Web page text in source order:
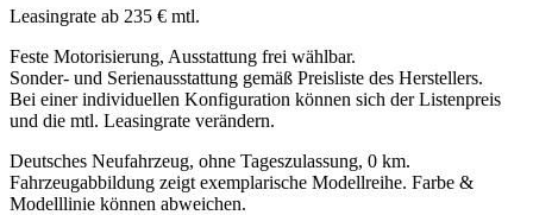
Leasingrate ab 235 € mtl.
Feste Motorisierung, Ausstattung frei wählbar.
Sonder- und Serienausstattung gemäß Preisliste des Herstellers.
Bei einer individuellen Konfiguration können sich der Listenpreis
und die mtl. Leasingrate verändern.
Deutsches Neufahrzeug, ohne Tageszulassung, 0 km.
Fahrzeugabbildung zeigt exemplarische Modellreihe. Farbe &
Modelllinie können abweichen.